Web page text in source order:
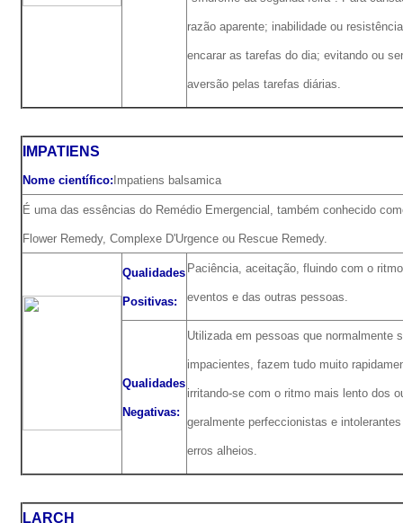
razão aparente; inabilidade ou
encarar as tarefas do dia; evitando ou
aversão pelas tarefas diárias.
IMPATIENS
Nome científico: Impatiens balsamica
É uma das essências do Remédio Emergencial, também conhecido
Flower Remedy, Complexe D'Urgence ou Rescue Remedy.
Qualidades
Positivas:
Paciência, aceitação, fluindo com o
eventos e das outras pessoas.
Qualidades
Negativas:
Utilizada em pessoas que normalmente
impacientes, fazem tudo muito
irritando-se com o ritmo mais lento dos
geralmente perfeccionistas e
erros alheios.
LARCH